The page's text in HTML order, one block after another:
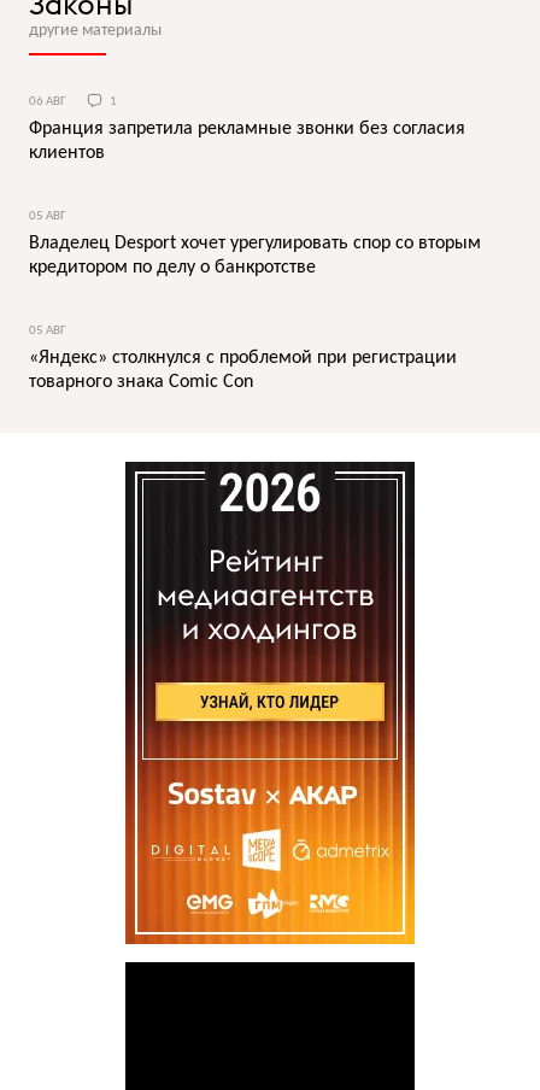
другие материалы
06 АВГ 1
Франция запретила рекламные звонки без согласия
клиентов
05 АВГ
Владелец Desport хочет урегулировать спор со вторым
кредитором по делу о банкротстве
05 АВГ
«Яндекс» столкнулся с проблемой при регистрации
товарного знака Comic Con